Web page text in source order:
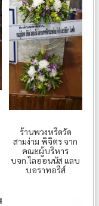
ร้านพวงหรีดวัด
สามง่าม พิจิตร จาก
คณะผู้บริหาร​
บจก.ไลออ​น​นัส​ แลบ​
บอราทอรีส์​